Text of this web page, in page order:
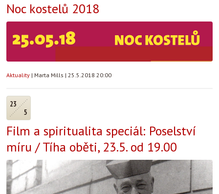
Noc kostelů 2018
Aktuality | Marta Mills | 25.5.2018 20:00
23
5
Film a spiritualita speciál: Poselství
míru / Tíha oběti, 23.5. od 19.00